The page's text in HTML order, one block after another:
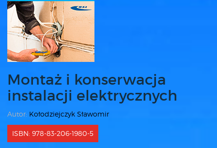
Montaż i konserwacja
instalacji elektrycznych
Autor: Kołodziejczyk Sławomir
ISBN: 978-83-206-1980-5